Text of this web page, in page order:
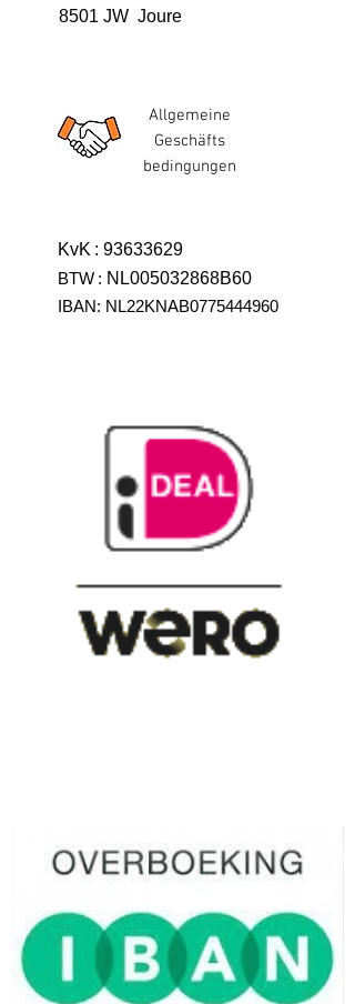
8501 JW Joure
Allgemeine
Geschäfts
bedingungen
KvK : 93633629
BTW : NL005032868B60
IBAN: NL22KNAB0775444960